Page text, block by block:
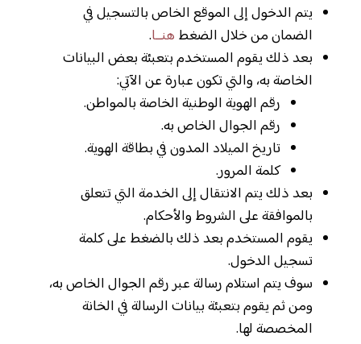
يتم الدخول إلى الموقع الخاص بالتسجيل في
الضمان من خلال الضغط هنــا.
بعد ذلك يقوم المستخدم بتعبئة بعض البيانات
الخاصة به، والتي تكون عبارة عن الآتي:
رقم الهوية الوطنية الخاصة بالمواطن.
رقم الجوال الخاص به.
تاريخ الميلاد المدون في بطاقة الهوية.
كلمة المرور.
بعد ذلك يتم الانتقال إلى الخدمة التي تتعلق
بالموافقة على الشروط والأحكام.
يقوم المستخدم بعد ذلك بالضغط على كلمة
تسجيل الدخول.
سوف يتم استلام رسالة عبر رقم الجوال الخاص به،
ومن ثم يقوم بتعبئة بيانات الرسالة في الخانة
المخصصة لها.